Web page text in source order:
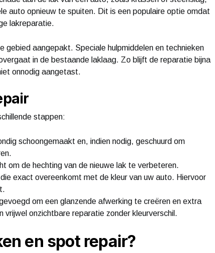
auto opnieuw te spuiten. Dit is een populaire optie omdat
lakreparatie.
gebied aangepakt. Speciale hulpmiddelen en technieken
in de bestaande laklaag. Zo blijft de reparatie bijna
onnodig aangetast.
stappen:
schoongemaakt en, indien nodig, geschuurd om
om de hechting van de nieuwe lak te verbeteren.
exact overeenkomt met de kleur van uw auto. Hiervoor
om een glanzende afwerking te creëren en extra
onzichtbare reparatie zonder kleurverschil.
en spot repair?